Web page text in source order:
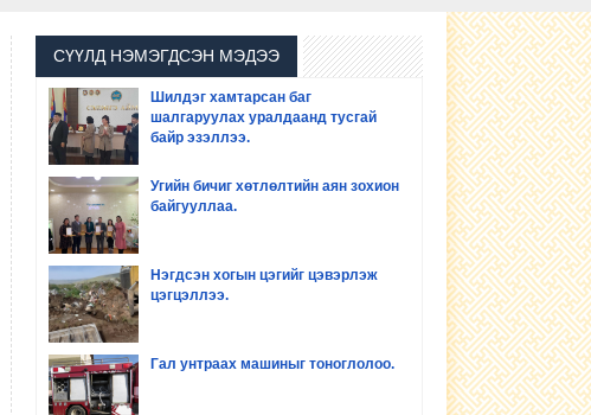
СҮҮЛД НЭМЭГДСЭН МЭДЭЭ
Шилдэг хамтарсан баг
шалгаруулах уралдаанд тусгай
байр эзэллээ.
Угийн бичиг хөтлөлтийн аян зохион
байгууллаа.
Нэгдсэн хогын цэгийг цэвэрлэж
цэгцэллээ.
Гал унтраах машиныг тоноглолоо.